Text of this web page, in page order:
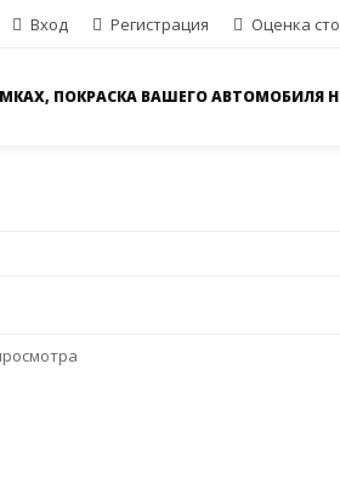
Вход Регистрация Оценка
ПОКРАСКА ВАШЕГО АВТОМОБИЛЯ